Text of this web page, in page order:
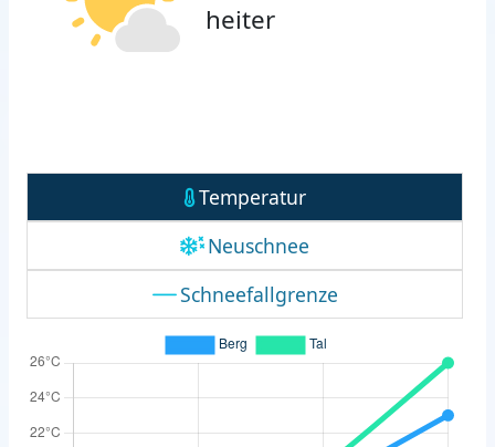
heiter
Temperatur
Neuschnee
Schneefallgrenze